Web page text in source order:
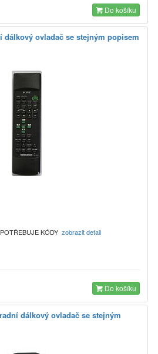
Do košíku
dálkový ovladač se stejným popisem
KÓDY zobrazit detail
Do košíku
dálkový ovladač se stejným